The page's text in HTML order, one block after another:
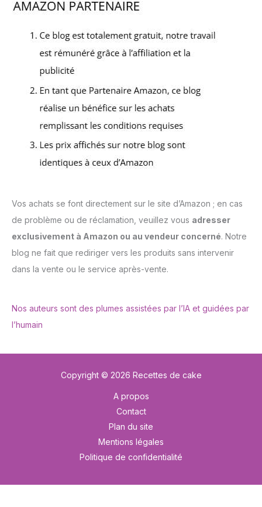
Vos achats se font directement sur le site d’Amazon ; en cas
de problème ou de réclamation, veuillez vous adresser
exclusivement à Amazon ou au vendeur concerné. Notre
blog ne fait que rediriger vers les produits sans intervenir
dans la vente ou le service après-vente.
Nos auteurs sont des plumes assistées par l’IA et guidées par
l’humain
Copyright © 2026 Recettes de cake
A propos
Contact
Plan du site
Mentions légales
Politique de confidentialité